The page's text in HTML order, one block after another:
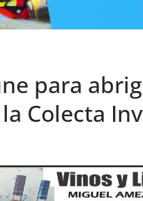
para
Colecta